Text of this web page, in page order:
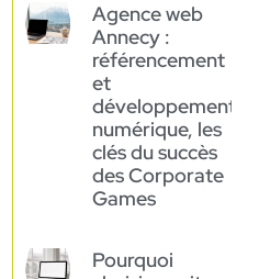
Agence web
Annecy :
référencement
et
développement
numérique, les
clés du succès
des Corporate
Games
Pourquoi